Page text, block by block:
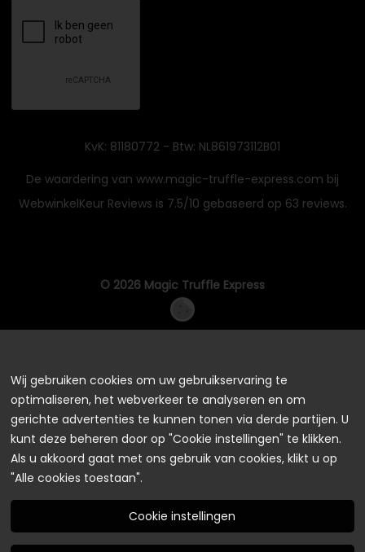
KvK: 81180772 - Btw: NL861973112B01
De waardering van www.magic-truffle-express.com bij
WebwinkelKeur Reviews is 7.5/10 gebaseerd op 63 reviews.
© 2026 Magic Truffle Express
Wij gebruiken cookies om uw gebruikservaring te
optimaliseren, het webverkeer te analyseren en om
gerichte advertenties te kunnen tonen via derde partijen. U
kunt deze beheren door op "Cookie instellingen" te klikken.
Als u akkoord gaat met ons gebruik van cookies, klikt u op
"Alle cookies toestaan".
Cookie instellingen